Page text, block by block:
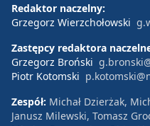
Redaktor naczelny:
Grzegorz Wierzchołowski
Zastępcy redaktora
Grzegorz Broński
Piotr Kotomski
Zespół: Michał Dzierżak,
Janusz Milewski, Tomasz